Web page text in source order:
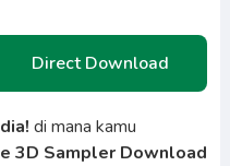
Direct Download
di mana kamu
3D Sampler Download